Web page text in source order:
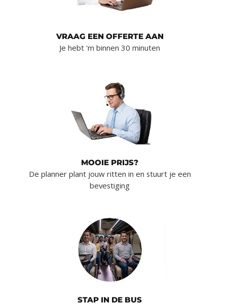
VRAAG EEN OFFERTE AAN
Je hebt 'm binnen 30 minuten
MOOIE PRIJS?
De planner plant jouw ritten in en stuurt je een
bevestiging
STAP IN DE BUS